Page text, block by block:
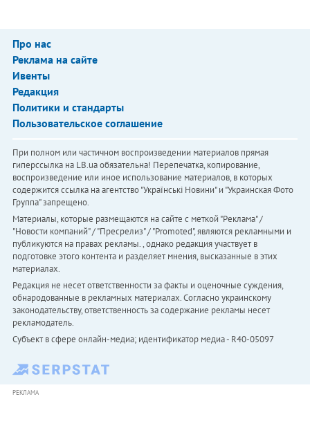
Про нас
Реклама на сайте
Ивенты
Редакция
Политики и стандарты
Пользовательское соглашение
При полном или частичном воспроизведении материалов прямая
гиперссылка на LB.ua обязательна! Перепечатка, копирование,
воспроизведение или иное использование материалов, в которых
содержится ссылка на агентство "Українськi Новини" и "Украинская Фото
Группа" запрещено.
Материалы, которые размещаются на сайте с меткой "Реклама" /
"Новости компаний" / "Пресрелиз" / "Promoted", являются рекламными и
публикуются на правах рекламы. , однако редакция участвует в
подготовке этого контента и разделяет мнения, высказанные в этих
материалах.
Редакция не несет ответственности за факты и оценочные суждения,
обнародованные в рекламных материалах. Согласно украинскому
законодательству, ответственность за содержание рекламы несет
рекламодатель.
Субъект в сфере онлайн-медиа; идентификатор медиа - R40-05097
РЕКЛАМА